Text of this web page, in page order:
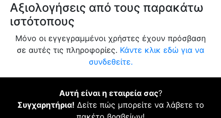
Αξιολογήσεις από τους παρακάτω
ιστότοπους
Μόνο οι εγγεγραμμένοι χρήστες έχουν πρόσβαση
σε αυτές τις πληροφορίες. Κάντε κλικ εδώ για να
συνδεθείτε.
Αυτή είναι η εταιρεία σας?
Συγχαρητήρια! Δείτε πώς μπορείτε να λάβετε το